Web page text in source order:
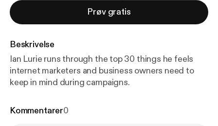
Prøv gratis
Beskrivelse
Ian Lurie runs through the top 30 things he feels
internet marketers and business owners need to
keep in mind during campaigns.
Kommentarer0